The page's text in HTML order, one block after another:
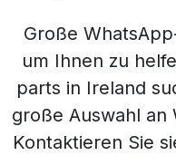
Große
um Ihnen zu
parts in Ireland
große Auswahl an
Kontaktieren Sie